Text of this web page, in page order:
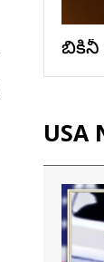
బికినీ
USA